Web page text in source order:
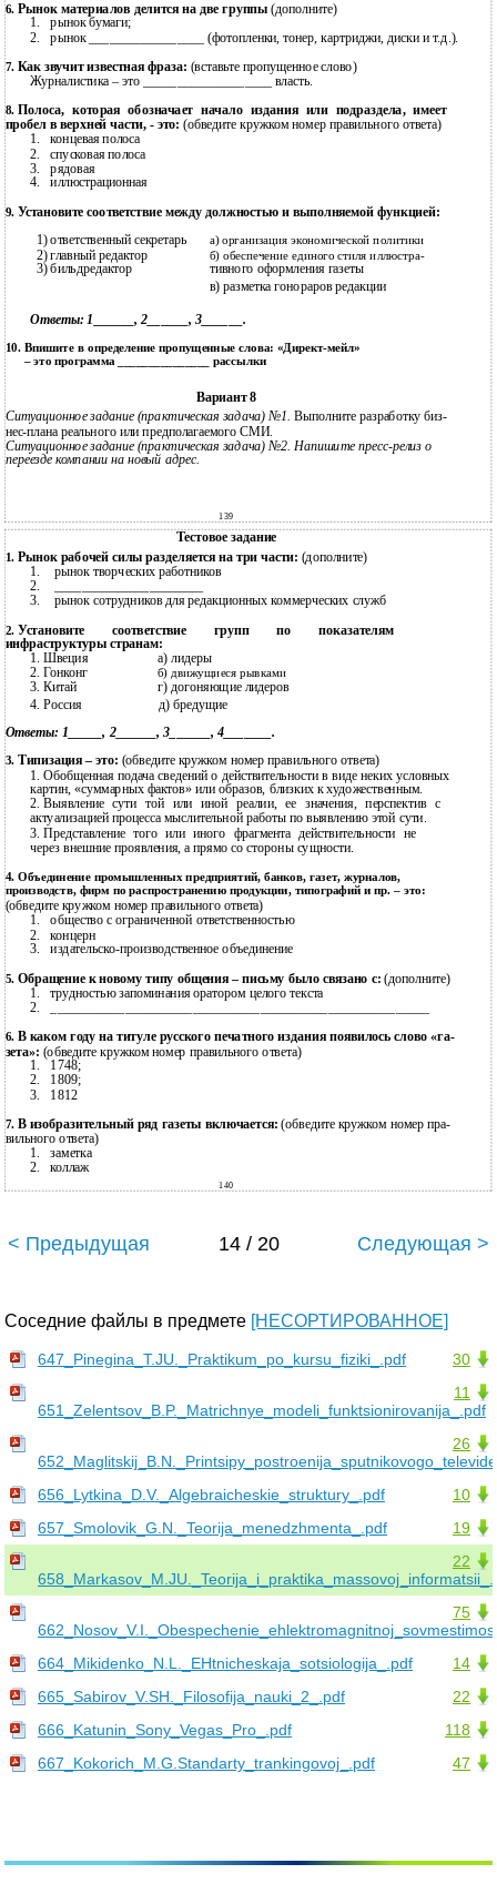
6. Рынок материалов делится на две группы(дополните)
1.
рынок бумаги;
2.
рынок _________________ (фотопленки, тонер, картриджи, диски и т.д.).
7. Как звучит известная фраза: (вставьте пропущенное слово)
Журналистика – это ___________________ власть.
8. Полоса, которая обозначает начало издания или подраздела, имеет
пробел в верхней части, - это:(обведите кружком номер правильного ответа)
1.
концевая полоса
2.
спусковая полоса
3.
рядовая
4.
иллюстрационная
9. Установите соответствие между должностью и выполняемой функцией:
1)ответственный секретарь а) организация экономической политики
2)главный редактор б) обеспечение единого стиля иллюстра-
3)бильдредактор
тивного оформления газеты
в) разметка гонораров редакции
Ответы: 1______, 2______, 3______.
10. Впишите в определение пропущенные слова: «Директ-мейл»
– это программа _______________ рассылки
Вариант 8
Ситуационное задание (практическая задача) №1.Выполните разработку биз-
нес-плана реального или предполагаемого СМИ.
Ситуационное задание (практическая задача) №2. Напишите пресс-релиз о
переезде компании на новый адрес.
139
Тестовое задание
1. Рынок рабочей силы разделяется на три части: (дополните)
1.
рынок творческих работников
2.
3.
рынок сотрудников для редакционных коммерческих служб
2. Установите соответствие групп по показателям
инфраструктуры странам:
1. Швеция
а) лидеры
2. Гонконг б) движущиеся рывками
3. Китай
г) догоняющие лидеров
4. Россия
д) бредущие
Ответы: 1_____, 2______, 3______, 4_______.
3. Типизация – это: (обведите кружком номер правильного ответа)
1.
Обобщенная подача сведений о действительности в виде неких условных
картин, «суммарных фактов» или образов, близких к художественным.
2. Выявление сути той или иной реалии, ее значения, перспектив с
актуализацией процесса мыслительной работы по выявлению этой сути.
3. Представление того или иного фрагмента действительности не
через внешние проявления, а прямо со стороны сущности.
4. Объединение промышленных предприятий, банков, газет, журналов,
производств, фирм по распространению продукции, типографий и пр. – это:
(обведите кружком номер правильного ответа)
1.
общество с ограниченной ответственностью
2.
концерн
3.
издательско-производственное объединение
5. Обращение к новому типу общения – письму было связано с:(дополните)
1. трудностью запоминания оратором целого текста
2.
6. В каком году на титуле русского печатного издания появилось слово «га-
зета»: (обведите кружком номер правильного ответа)
1. 1748;
2. 1809;
3. 1812
7. В изобразительный ряд газеты включается:(обведите кружком номер пра-
вильного ответа)
1.
заметка
2. коллаж
140
< Предыдущая 14 / 20 Следующая >
Соседние файлы в предмете [НЕСОРТИРОВАННОЕ]
30
647_Pinegina_T.JU._Praktikum_po_kursu_fiziki_.pdf
11
651_Zelentsov_B.P._Matrichnye_modeli_funktsionirovanija_.pdf
26
10
656_Lytkina_D.V._Algebraicheskie_struktury_.pdf
19
657_Smolovik_G.N._Teorija_menedzhmenta_.pdf
22
75
14
664_Mikidenko_N.L._EHtnicheskaja_sotsiologija_.pdf
22
665_Sabirov_V.SH._Filosofija_nauki_2_.pdf
118
666_Katunin_Sony_Vegas_Pro_.pdf
47
667_Kokorich_M.G.Standarty_trankingovoj_.pdf